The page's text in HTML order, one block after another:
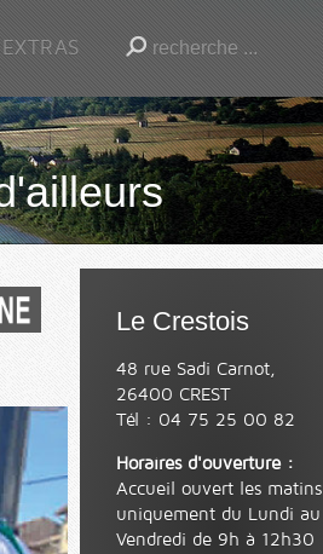
EXTRAS
Le Crestois
48 rue Sadi Carnot,
26400 CREST
Tél : 04 75 25 00 82
Horaires d'ouverture :
Accueil ouvert les matins
uniquement du Lundi au
Vendredi de 9h à 12h30